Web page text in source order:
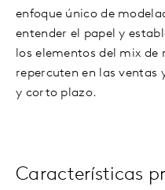
enfoque único de
entender el papel y
los elementos del mix
repercuten en las ventas
y corto plazo.
Características